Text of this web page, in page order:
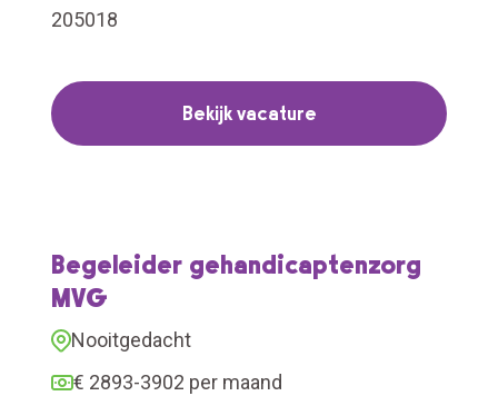
205018
Bekijk vacature
Begeleider gehandicaptenzorg
MVG
Nooitgedacht
€ 2893-3902 per maand